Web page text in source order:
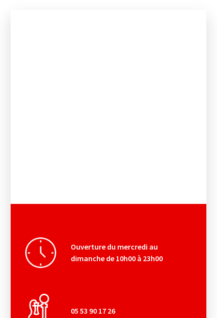
Ouverture du mercredi au
dimanche de 10h00 à 23h00
05 53 90 17 26